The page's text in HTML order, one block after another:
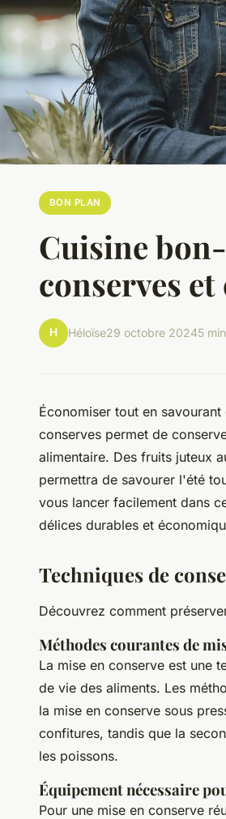
BON PLAN
Cuisine
conserves
H Héloïse29 octobre 20245
Économiser tout en
conserves permet de
alimentaire. Des fruits juteux
permettra de savourer l'été
vous lancer facilement dans
délices durables et
Techniques de
Découvrez comment
Méthodes courantes de
La mise en conserve est une
de vie des aliments. Les
la mise en conserve sous
confitures, tandis que la
les poissons.
Équipement nécessaire
Pour une mise en conserve